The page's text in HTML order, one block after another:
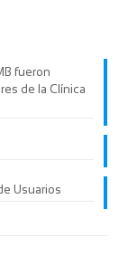
fueron
de la Clínica
Usuarios